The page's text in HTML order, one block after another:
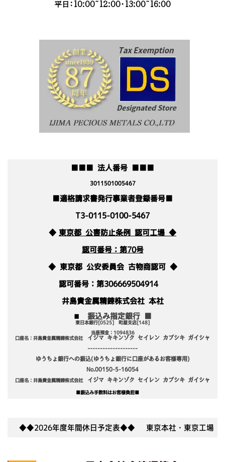
平日： 10:00~12:00・13:00~16:00
法人番号
3011501005467
適格請求書発行事業者登録番号
T3-0115-0100-5467
◆ 東京都 公害防止条例 認可工場 ◆
認可番号：第70号
◆ 東京都 公安委員会 古物商認可 ◆
認可番号：第306669504914
井島貴金属精錬株式会社 本社
振込み指定銀行 ■
東日本銀行[0525] 町屋支店[148]
当座預金：1094836
口座名：井島貴金属精錬株式会社
イジマ キキンゾク セイレン カブシキ ガイシャ
--------------------
ゆうちょ銀行への振込(ゆうちょ銀行に口座があるお客様専用)
No.00150-5-16054
口座名：井島貴金属精錬株式会社 イジマ キキンゾク セイレン カブシキ ガイシャ
■振込み手数料はお客様負担■
◆◆2026年度年間休日予定表◆◆ 東京本社・東京工場